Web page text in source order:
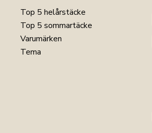
Top 5 helårstäcke
Top 5 sommartäcke
Varumärken
Tema